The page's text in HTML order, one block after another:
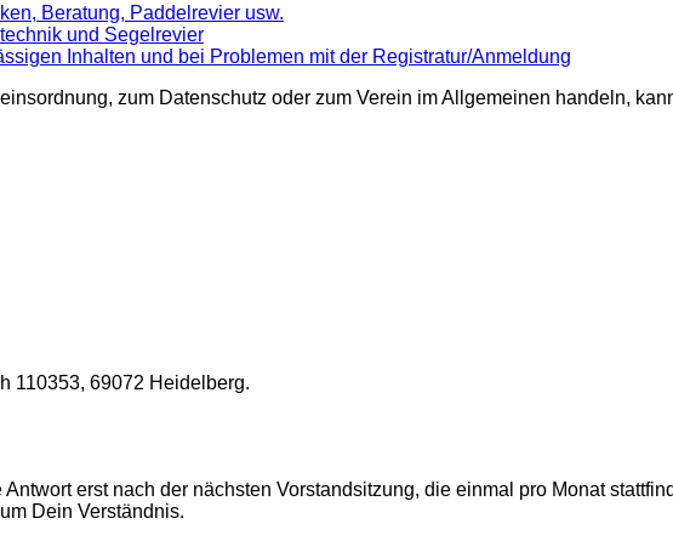
Beratung, Paddelrevier usw.
und Segelrevier
Inhalten und bei Problemen mit der Registratur/Anmeldung
zum Datenschutz oder zum Verein im Allgemeinen handeln,
110353, 69072 Heidelberg.
erst nach der nächsten Vorstandsitzung, die einmal pro Monat
Dein Verständnis.